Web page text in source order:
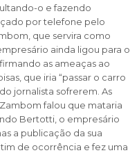
o e fazendo
por telefone pelo
que servira como
ainda ligou para o
as ameaças ao
que iria “passar o carro
jornalista sofrerem. As
falou que mataria
Bertotti, o empresário
a publicação da sua
de ocorrência e fez uma